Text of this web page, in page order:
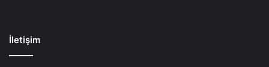
İletişim